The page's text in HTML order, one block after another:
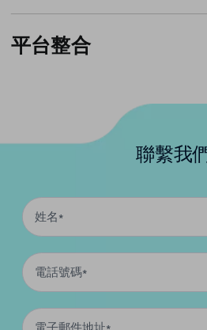
OneShip的物流合作商選擇指南提供所
平台整合
聯繫我